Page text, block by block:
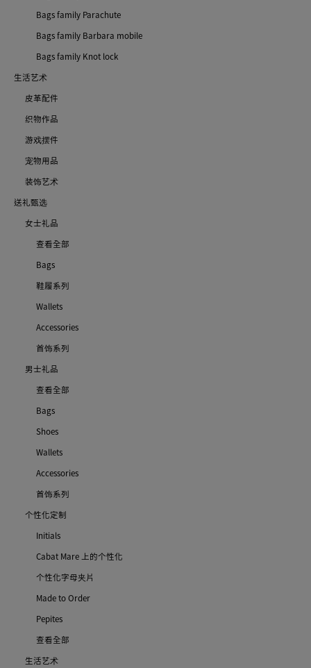
Bags family Parachute
Bags family Barbara mobile
Bags family Knot lock
生活艺术
皮革配件
织物作品
游戏摆件
宠物用品
装饰艺术
送礼甄选
女士礼品
查看全部
Bags
鞋履系列
Wallets
Accessories
首饰系列
男士礼品
查看全部
Bags
Shoes
Wallets
Accessories
首饰系列
个性化定制
Initials
Cabat Mare 上的个性化
个性化字母夹片
Made to Order
Pepites
查看全部
生活艺术